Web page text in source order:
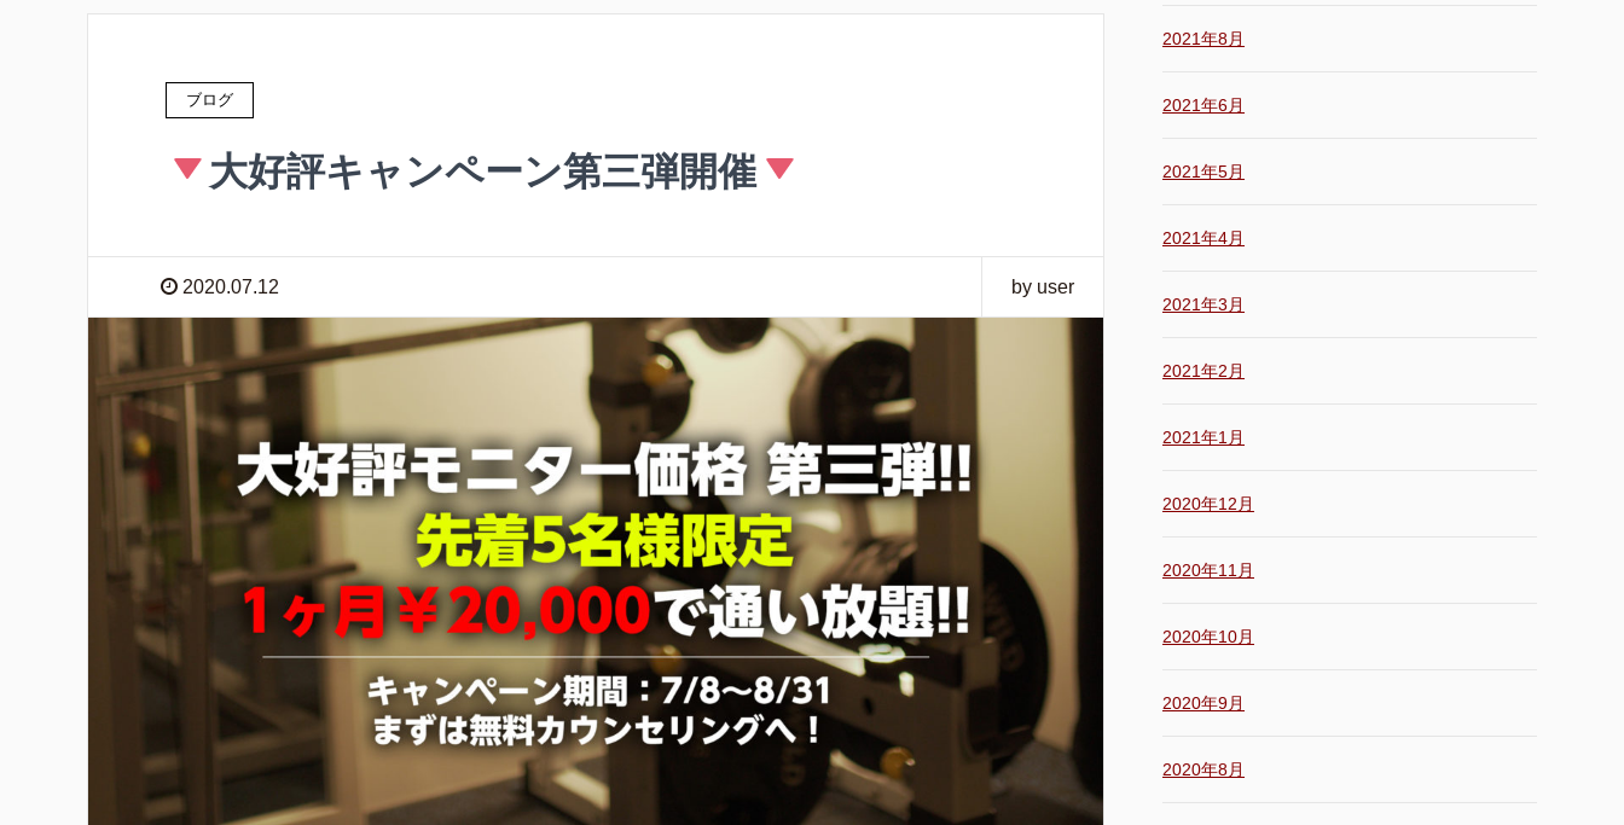
ブログ
大好評キャンペーン第三弾開催
2020.07.12 by user
2021年8月
2021年6月
2021年5月
2021年4月
2021年3月
2021年2月
2021年1月
2020年12月
2020年11月
2020年10月
2020年9月
2020年8月